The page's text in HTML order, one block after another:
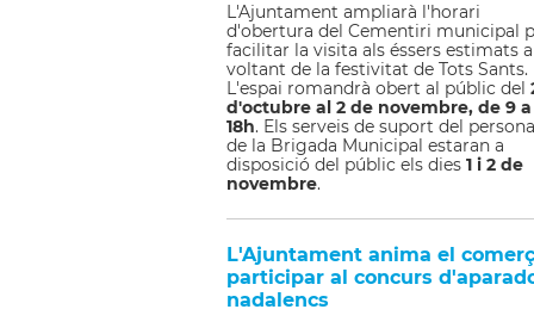
L'Ajuntament ampliarà l'horari
d'obertura del Cementiri municipal
facilitar la visita als éssers estimats
voltant de la festivitat de Tots Sants.
L'espai romandrà obert al públic del
d'octubre al 2 de novembre, de 9 a
18h. Els serveis de suport del
de la Brigada Municipal estaran a
disposició del públic els dies 1 i 2 de
novembre.
L'Ajuntament anima el
participar al concurs
nadalencs